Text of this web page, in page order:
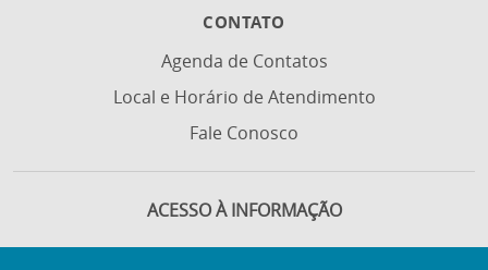
CONTATO
Agenda de Contatos
Local e Horário de Atendimento
Fale Conosco
ACESSO À INFORMAÇÃO